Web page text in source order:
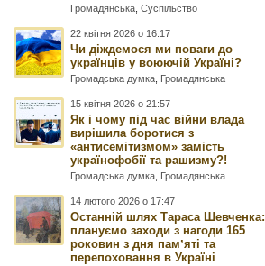
Громадянська ,Суспільство
22 квітня 2026 о 16:17
Чи діждемося ми поваги до
українців у воюючій Україні?
Громадська думка Громадянська
15 квітня 2026 о 21:57
Як і чому під час війни влада
вирішила боротися з
«антисемітизмом» замість
українофобії та рашизму?!
Громадська думка Громадянська
14 лютого 2026 о 17:47
Останній шлях Тараса Шевченка:
плануємо заходи з нагоди 165
роковин з дня памʼяті та
перепоховання в Україні